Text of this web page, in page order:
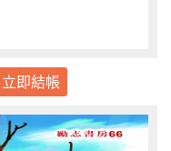
立即結帳